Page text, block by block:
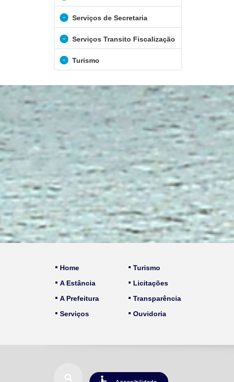
Serviços de Secretaria
Serviços Transito Fiscalização
Turismo
Home
A Estância
A Prefeitura
Serviços
Turismo
Licitações
Transparência
Ouvidoria